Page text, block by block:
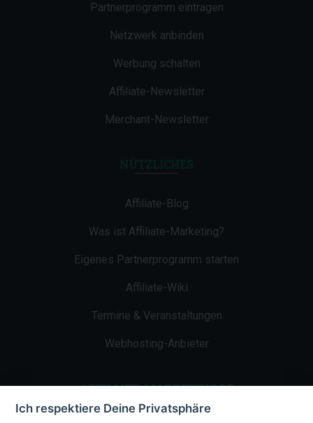
Partnerprogramm eintragen
Netzwerk anbinden
Werbung schalten
Affiliate-Newsletter
Merchant-Newsletter
Affiliate-Blog
Was ist Affiliate-Marketing?
Eigenes Partnerprogramm starten
Affiliate-Wiki
Termine & Veranstaltungen
Webhosting-Anbieter
AFFILIATE-MARKETING.DE
Ich respektiere Deine Privatsphäre